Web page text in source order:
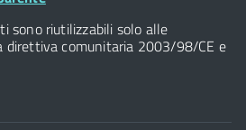
sono riutilizzabili solo alle
direttiva comunitaria 2003/98/CE e